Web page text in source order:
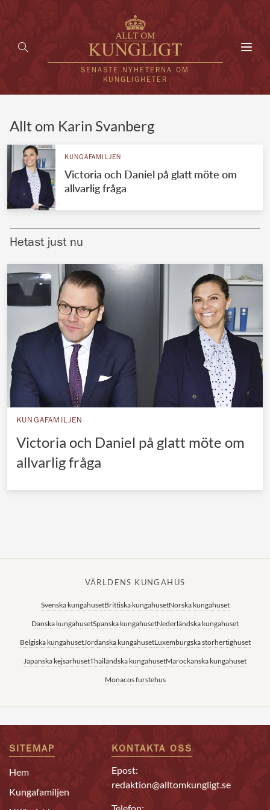
SENASTE NYHETERNA OM
KUNGLIGHETER
UTLÄNDSKT
VÄRLDENS KUNGAHUS
Brittiska kungahuset
Norska kungahuset
Danska kungahuset
Spanska kungahuset
Nederländska kungahuset
Belgiska kungahuset
Luxemburgska storhertighuset
Japanska kejsarhuset
Allt om Karin Svanberg
KUNGAFAMILJEN
Victoria och Daniel på glatt möte om
allvarlig fråga
Hetast just nu
KUNGAFAMILJEN
Victoria och Daniel på glatt möte om
allvarlig fråga
VÄRLDENS KUNGAHUS
Svenska kungahusetBrittiska kungahusetNorska kungahuset
Danska kungahusetSpanska kungahusetNederländska kungahuset
Belgiska kungahusetJordanska kungahusetLuxemburgska storhertighuset
Japanska kejsarhusetThailändska kungahusetMarockanska kungahuset
Monacos furstehus
SITEMAP
Hem
Kungafamiljen
KONTAKTA OSS
Epost:
redaktion@alltomkungligt.se